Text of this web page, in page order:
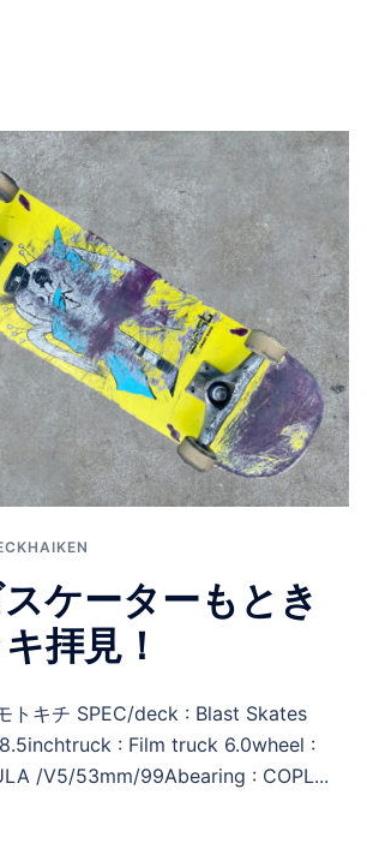
ケーターもとき
拝見！
トキチ SPEC/deck : Blast Skates
: Film truck 6.0wheel :
/V5/53mm/99Abearing : COPL...